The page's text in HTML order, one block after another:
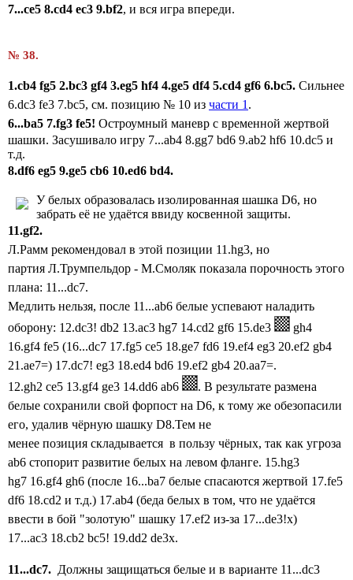
7...ce5 8.cd4 ec3 9.bf2, и вся игра впереди.
№ 38.
1.cb4 fg5 2.bc3 gf4 3.eg5 hf4 4.ge5 df4 5.cd4 gf6 6.bc5. Сильнее
6.dc3 fe3 7.bc5, см. позицию № 10 из части 1 .
6...ba5 7.fg3 fe5! Остроумный маневр с временной жертвой
шашки. Засушивало игру 7...ab4 8.gg7 bd6 9.ab2 hf6 10.dc5 и
т.д.
8.df6 eg5 9.ge5 cb6 10.ed6 bd4.
У белых образовалась изолированная шашка D6, но
забрать её не удаётся ввиду косвенной защиты.
11.gf2.
Л.Рамм рекомендовал в этой позиции 11.hg3, но
партия Л.Трумпельдор - М.Смоляк показала порочность этого
плана: 11...dc7.
Медлить нельзя, после 11...ab6 белые успевают наладить
оборону: 12.dc3! db2 13.ac3 hg7 14.cd2 gf6 15.de3
gh4
16.gf4 fe5 (16...dc7 17.fg5 ce5 18.ge7 fd6 19.ef4 eg3 20.ef2 gb4
21.ae7=) 17.dc7! eg3 18.ed4 bd6 19.ef2 gb4 20.aa7=.
12.gh2 ce5 13.gf4 ge3 14.dd6 ab6 . В результате размена
белые сохранили свой форпост на D6, к тому же обезопасили
его, удалив чёрную шашку D8.Тем не
менее позиция складывается в пользу чёрных, так как угроза
ab6 стопорит развитие белых на левом фланге. 15.hg3
hg7 16.gf4 gh6 (после 16...ba7 белые спасаются жертвой 17.fe5
df6 18.cd2 и т.д.) 17.ab4 (беда белых в том, что не удаётся
ввести в бой "золотую" шашку 17.ef2 из-за 17...de3!x)
17...ac3 18.cb2 bc5! 19.dd2 de3x.
11...dc7. Должны защищаться белые и в варианте 11...dc3